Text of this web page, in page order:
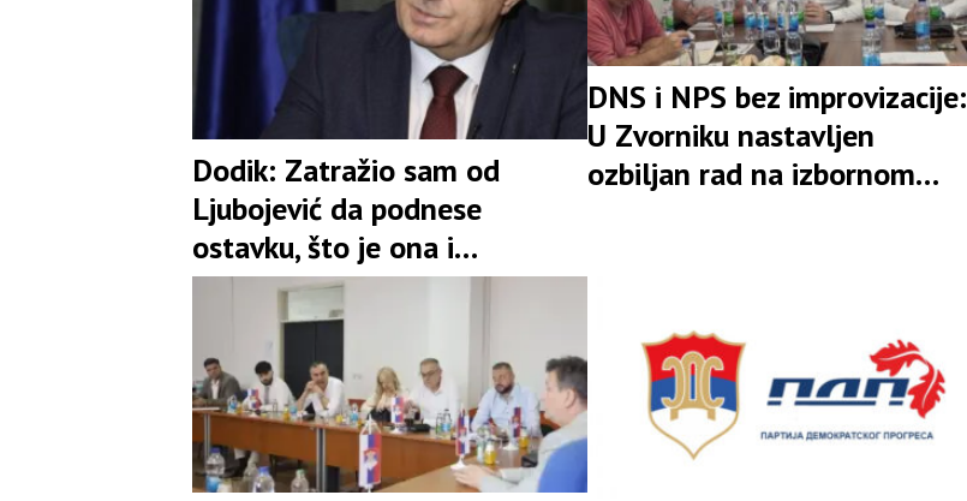
Dodik: Zatražio sam od
Ljubojević da podnese
ostavku, što je ona i
prihvatila
DNS i NPS bez improvizacije:
U Zvorniku nastavljen
ozbiljan rad na izbornom